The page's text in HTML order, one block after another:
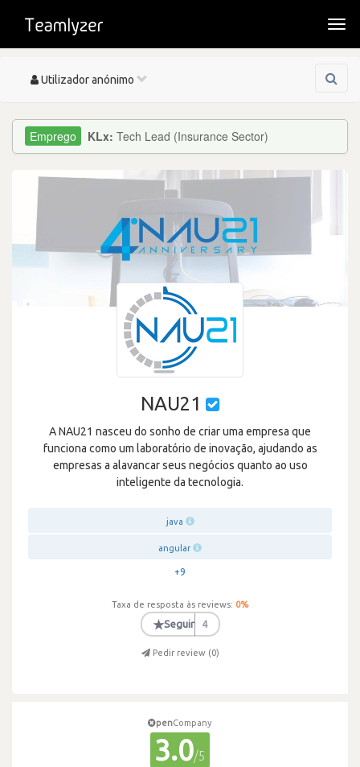
Toggle
Utilizador anónimo
KLx: Tech Lead (Insurance Sector)
NAU21
A NAU21 nasceu do sonho de criar uma empresa que
funciona como um laboratório de inovação, ajudando as
empresas a alavancar seus negócios quanto ao uso
inteligente da tecnologia.
java
angular
+9
Taxa de resposta às reviews: 0%
★Seguir 4
Pedir review (0)
penCompany
3.0/5